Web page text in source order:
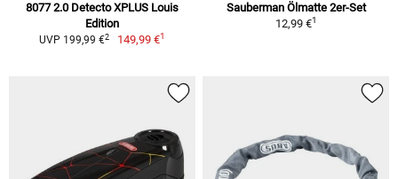
8077 2.0 Detecto XPLUS Louis
Edition
UVP 199,99 €2 149,99 €1
Sauberman Ölmatte 2er-Set
12,99 €1